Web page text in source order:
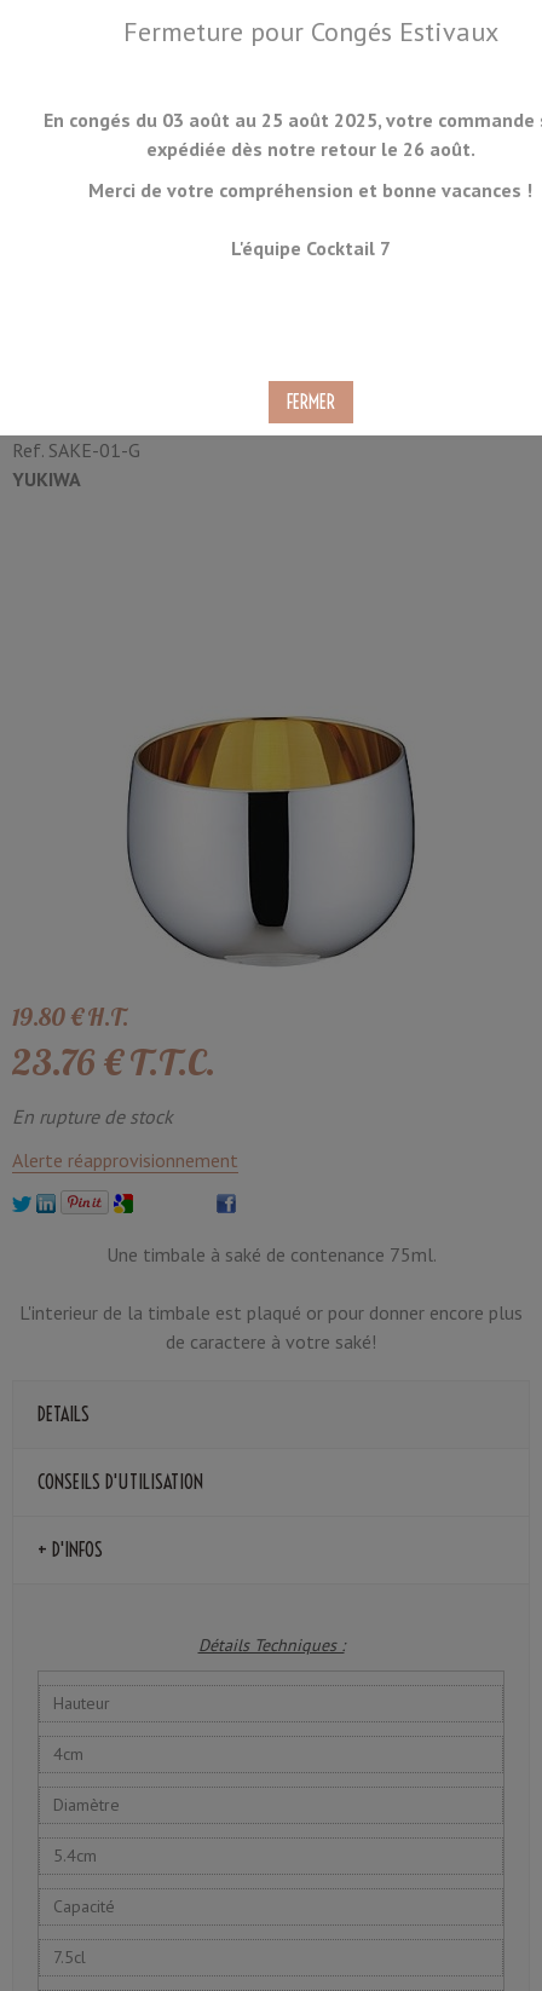
MENU
Fermeture pour Congés Estivaux
En congés du 03 août au 25 août 2025, votre commande
expédiée dès notre retour le 26 août.
Merci de votre compréhension et bonne vacances !
L'équipe Cocktail 7
Intérieur Plaqué Or
Ref. SAKE-01-G
YUKIWA
19.80€H.T.
23.76 €T.T.C.
En rupture de stock
Alerte réapprovisionnement
Une timbale à saké de contenance 75ml.
L'interieur de la timbale est plaqué or pour donner encore plus
de caractere à votre saké!
DETAILS
CONSEILS D'UTILISATION
+ D'INFOS
Détails Techniques :
Hauteur
4cm
Diamètre
5.4cm
Capacité
7.5cl